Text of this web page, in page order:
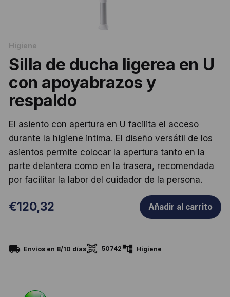
Higiene
Silla de ducha ligerea en U
con apoyabrazos y
respaldo
El asiento con apertura en U facilita el acceso
durante la higiene intima. El diseño versátil de los
asientos permite colocar la apertura tanto en la
parte delantera como en la trasera, recomendada
por facilitar la labor del cuidador de la persona.
€120,32 Añadir al carrito
Envíos en 8/10 días 50742 Higiene